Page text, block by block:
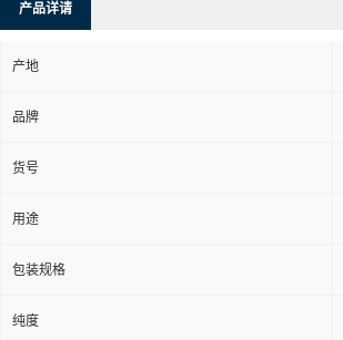
产品详请
产地
品牌
货号
用途
包装规格
纯度